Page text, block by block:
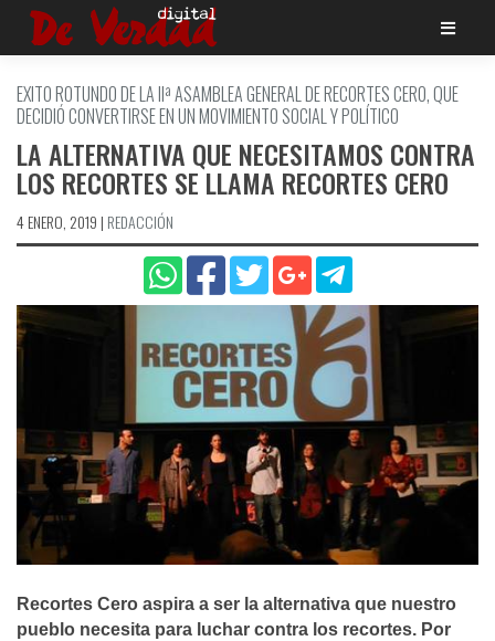
Saltar
EXITO ROTUNDO DE LA IIª ASAMBLEA GENERAL DE RECORTES CERO, QUE
DECIDIÓ CONVERTIRSE EN UN MOVIMIENTO SOCIAL Y POLÍ­TICO
LA ALTERNATIVA QUE NECESITAMOS CONTRA
LOS RECORTES SE LLAMA RECORTES CERO
4 ENERO, 2019 | REDACCIÓN
Recortes Cero aspira a ser la alternativa que nuestro
pueblo necesita para luchar contra los recortes. Por